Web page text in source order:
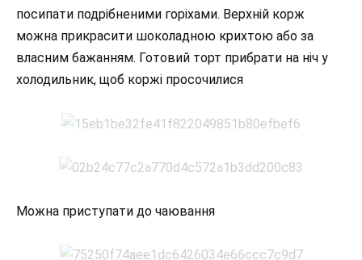
посипати подрібненими горіхами. Верхній корж
можна прикрасити шоколадною крихтою або за
власним бажанням. Готовий торт прибрати на ніч у
холодильник, щоб коржі просочилися
Можна приступати до чаювання